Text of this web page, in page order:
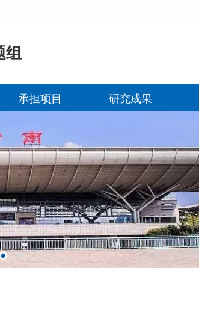
组
承担项目 研究成果